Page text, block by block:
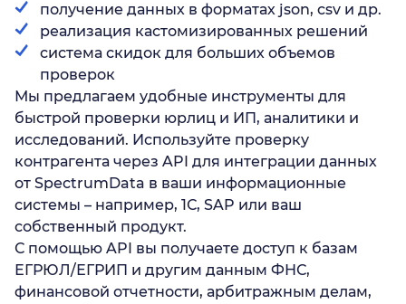
получение данных в форматах json, csv и др.
реализация кастомизированных решений
система скидок для больших объемов
проверок
Мы предлагаем удобные инструменты для
быстрой проверки юрлиц и ИП, аналитики и
исследований. Используйте проверку
контрагента через API для интеграции данных
от SpectrumData в ваши информационные
системы – например, 1С, SAP или ваш
собственный продукт.
С помощью API вы получаете доступ к базам
ЕГРЮЛ/ЕГРИП и другим данным ФНС,
финансовой отчетности, арбитражным делам,